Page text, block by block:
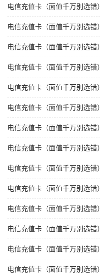
电信充值卡（面值千万别选错
电信充值卡（面值千万别选错
电信充值卡（面值千万别选
电信充值卡（面值千万别选错
电信充值卡（面值千万别选错
电信充值卡（面值千万别选错
电信充值卡（面值千万别选错
电信充值卡（面值千万别选错
电信充值卡（面值千万别选错
电信充值卡（面值千万别选错
电信充值卡（面值千万别选错
电信充值卡（面值千万别选
电信充值卡（面值千万别选错
电信充值卡（面值千万别选错